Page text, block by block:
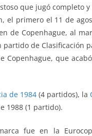
que jugó completo
el primero el 11 de
de Copenhague, al
de Clasificación
que
de 1984(4 partidos), la
1988 (1 partido).
fue en la